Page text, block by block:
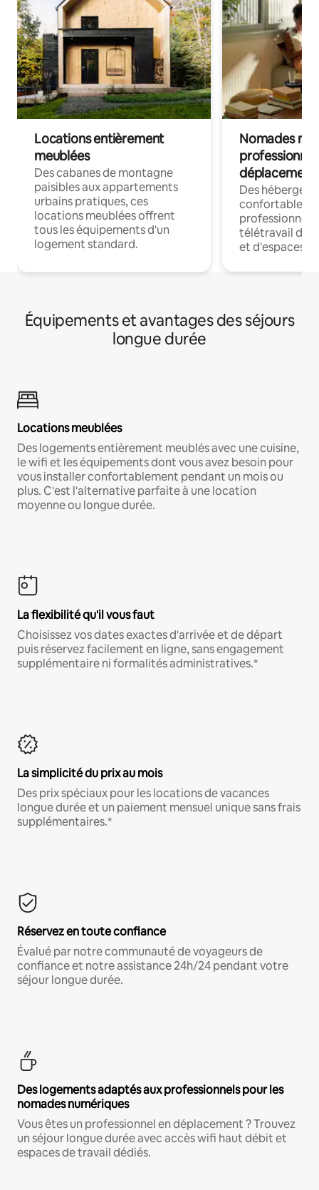
Locations entièrement
meublées
Des cabanes de montagne
paisibles aux appartements
urbains pratiques, ces
locations meublées offrent
tous les équipements d'un
logement standard.
Nomades
déplacement
Des
confortables
professionnels
télétravail
et d'espaces
Équipements et avantages des séjours
longue durée
Locations meublées
Des logements entièrement meublés avec une cuisine,
le wifi et les équipements dont vous avez besoin pour
vous installer confortablement pendant un mois ou
plus. C'est l'alternative parfaite à une location
moyenne ou longue durée.
La flexibilité qu'il vous faut
Choisissez vos dates exactes d'arrivée et de départ
puis réservez facilement en ligne, sans engagement
supplémentaire ni formalités administratives.*
La simplicité du prix au mois
Des prix spéciaux pour les locations de vacances
longue durée et un paiement mensuel unique sans frais
supplémentaires.*
Réservez en toute confiance
Évalué par notre communauté de voyageurs de
confiance et notre assistance 24h/24 pendant votre
séjour longue durée.
Des logements adaptés aux professionnels pour les
nomades numériques
Vous êtes un professionnel en déplacement ? Trouvez
un séjour longue durée avec accès wifi haut débit et
espaces de travail dédiés.